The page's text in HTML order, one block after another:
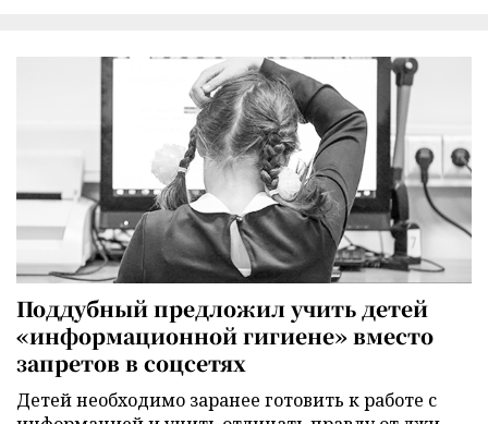
Поддубный предложил учить детей
«информационной гигиене» вместо
запретов в соцсетях
Детей необходимо заранее готовить к работе с